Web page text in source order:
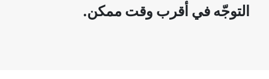
التوجّه في أقرب وقت ممكن.